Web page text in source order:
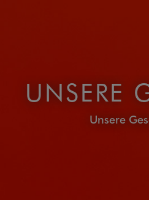
UNSERE
Unsere